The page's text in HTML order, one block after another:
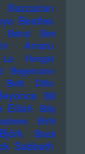
Bazzazian
Beatles
Beirut
Ben
Amaru
La Hengst
Begemann
Beth Ditto
Bill
Eilish
Billy
Birth
Björk
Black
Sabbath